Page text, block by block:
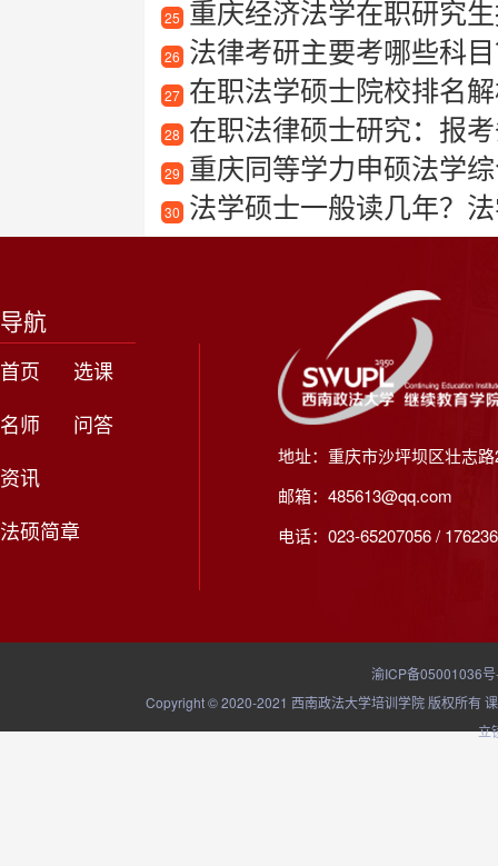
25 重庆经济法学在职研究生
26 法律考研主要考哪些科
27 在职法学硕士院校排名
28 在职法律硕士研究：报考
29 重庆同等学力申硕法学
30 法学硕士一般读几年？
导航
首页
选课
名师
问答
资讯
法硕简章
地址：重庆市沙坪坝区壮志
邮箱：485613@qq.com
电话：023-65207056 /
渝ICP备05001036
Copyright © 2020-2021 西南政法大学培训学院 版权所有
立